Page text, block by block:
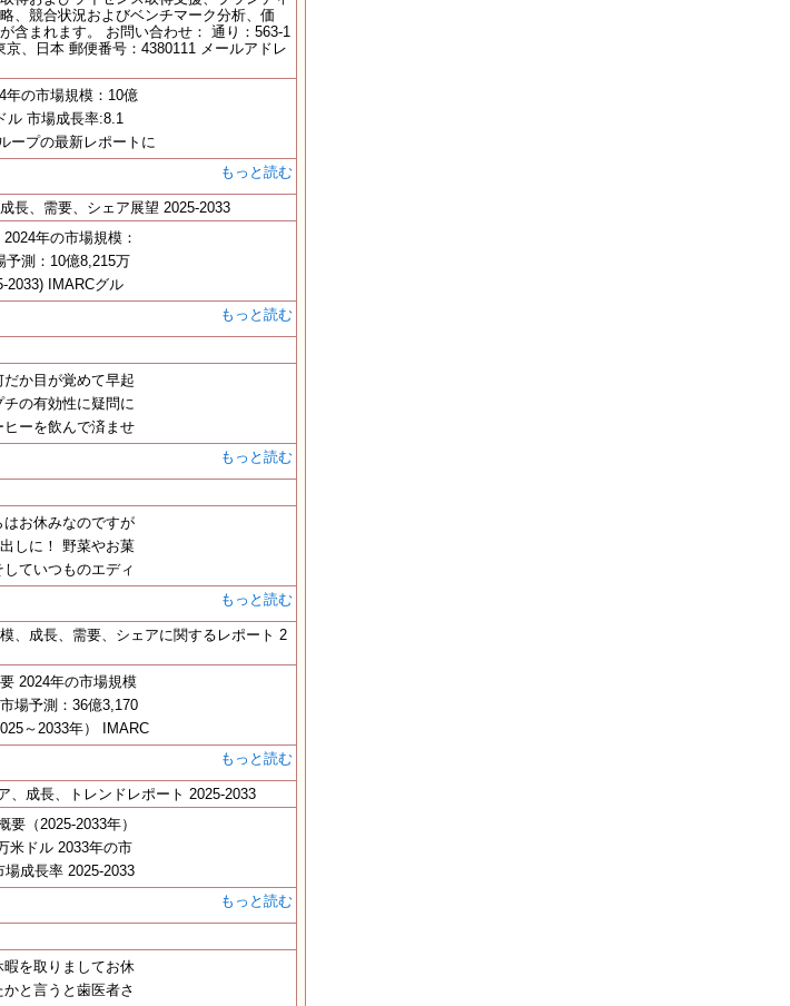
、競合状況およびベンチマーク分析、価
含まれます。 お問い合わせ： 通り：563-1
、日本 郵便番号：4380111 メールアドレ
年の市場規模：10億
ル 市場成長率:8.1
ープの最新レポートに
もっと読む
長、需要、シェア展望 2025-2033
年の市場規模：
予測：10億8,215万
2033) IMARCグル
もっと読む
か目が覚めて早起
の有効性に疑問に
ーを飲んで済ませ
もっと読む
お休みなのですが
しに！ 野菜やお菓
ていつものエディ
もっと読む
、成長、需要、シェアに関するレポート 2
2024年の市場規模
場予測：36億3,170
～2033年） IMARC
もっと読む
、成長、トレンドレポート 2025-2033
要（2025-2033年）
米ドル 2033年の市
成長率 2025-2033
もっと読む
を取りましてお休
と言うと歯医者さ